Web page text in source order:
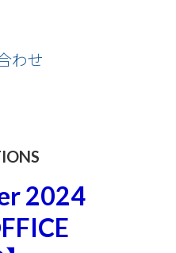
わせ
2024